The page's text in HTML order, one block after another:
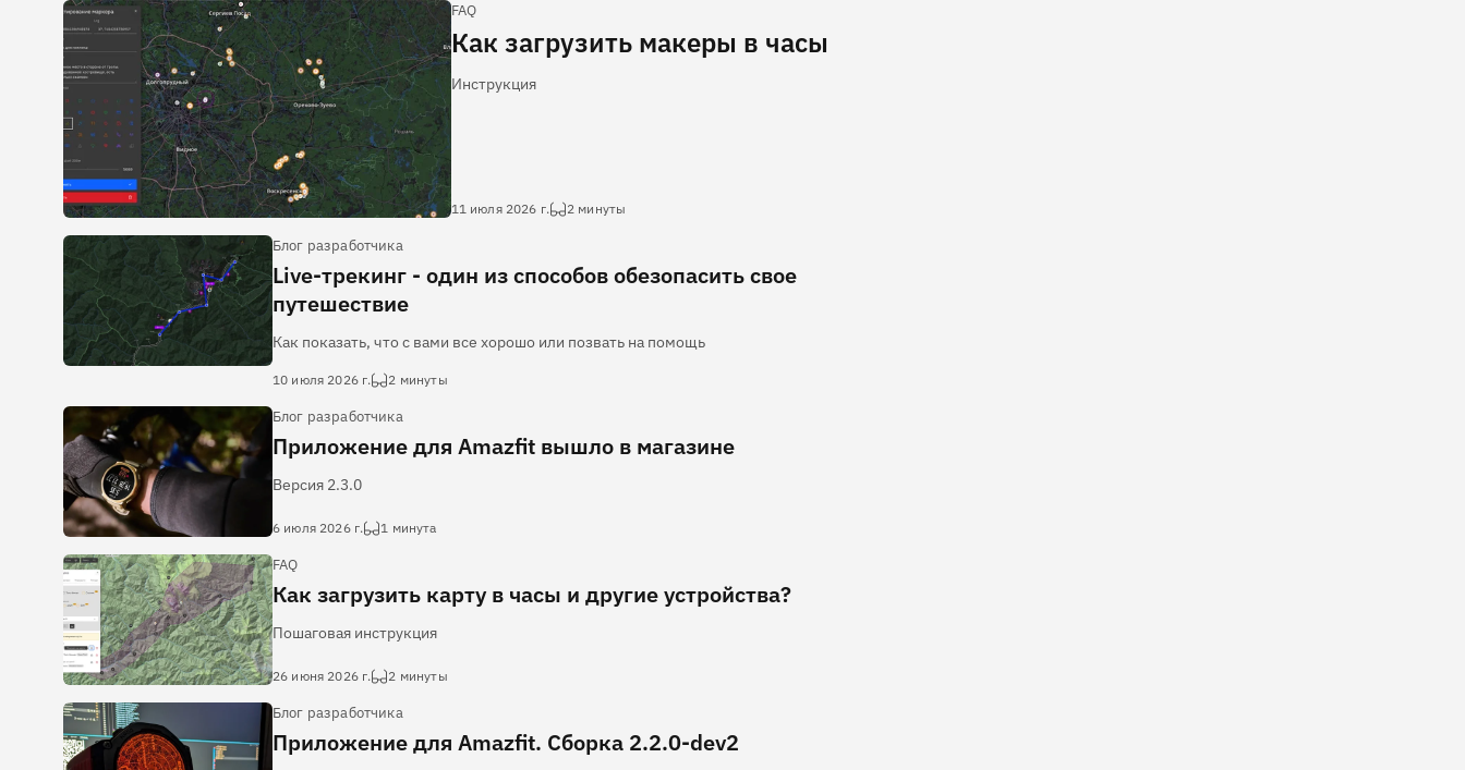
FAQ
Как загрузить макеры в часы
Инструкция
11 июля 2026 г. 2 минуты
Блог разработчика
Live-трекинг - один из способов обезопасить свое
путешествие
Как показать, что с вами все хорошо или позвать на помощь
10 июля 2026 г. 2 минуты
Блог разработчика
Приложение для Amazfit вышло в магазине
Версия 2.3.0
6 июля 2026 г. 1 минута
FAQ
Как загрузить карту в часы и другие устройства?
Пошаговая инструкция
26 июня 2026 г. 2 минуты
Блог разработчика
Приложение для Amazfit. Сборка 2.2.0-dev2